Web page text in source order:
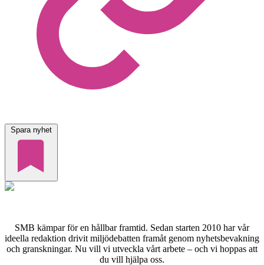
Spara nyhet
SMB kämpar för en hållbar framtid. Sedan starten 2010 har vår
ideella redaktion drivit miljödebatten framåt genom nyhetsbevakning
och granskningar. Nu vill vi utveckla vårt arbete – och vi hoppas att
du vill hjälpa oss.